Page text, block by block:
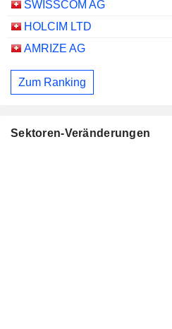
SWISSCOM AG
HOLCIM LTD
AMRIZE AG
Zum Ranking
Sektoren-Veränderungen